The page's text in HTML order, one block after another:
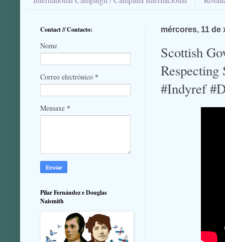
mércores, 11 de
Scottish
#Indyref
Contact // Contacto:
Nome
Correo electrónico *
Mensaxe *
Pilar Fernández e Douglas
Naismith